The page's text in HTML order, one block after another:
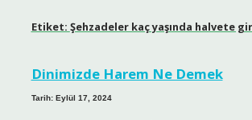
Etiket: Şehzadeler kaç yaşında halvete
Dinimizde Harem Ne Demek
Tarih: Eylül 17, 2024